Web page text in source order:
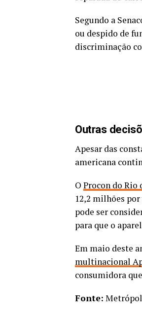
Segundo a
ou despido de
discriminação
Outras
Apesar das
americana
O Procon do Rio
12,2 milhões
pode ser
para que o
Em maio deste
multinacional
consumidora
Fonte: